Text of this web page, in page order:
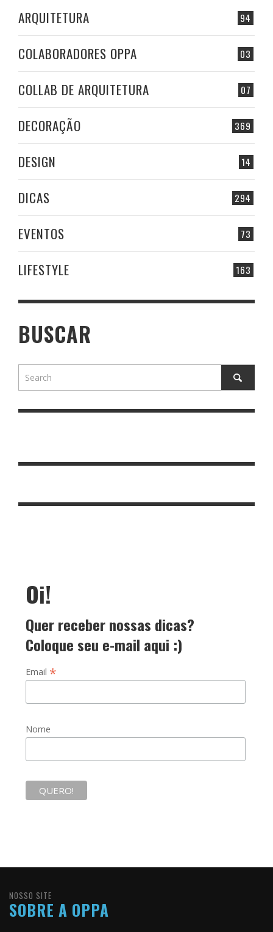
94
ARQUITETURA
03
COLABORADORES OPPA
07
COLLAB DE ARQUITETURA
369
DECORAÇÃO
14
DESIGN
294
DICAS
73
EVENTOS
163
LIFESTYLE
BUSCAR
Oi!
Quer receber nossas dicas?
Coloque seu e-mail aqui :)
Email *
Nome
NOSSO SITE
SOBRE A OPPA